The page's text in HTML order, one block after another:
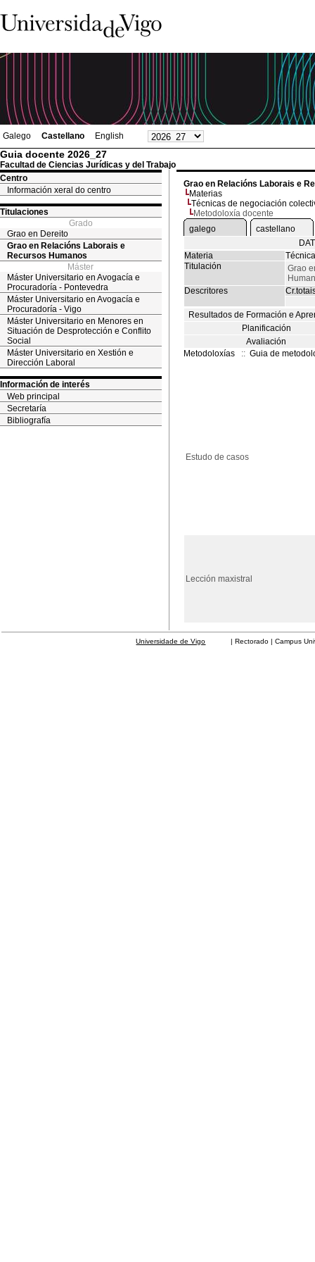
Galego Castellano English
Guia docente 2026_27
Facultad de Ciencias Jurídicas y del Trabajo
Centro
Información xeral do centro
Titulaciones
Grado
Grao en Dereito
Grao en Relacións Laborais e
Recursos Humanos
Máster
Máster Universitario en Avogacía e
Procuradoría - Pontevedra
Máster Universitario en Avogacía e
Procuradoría - Vigo
Máster Universitario en Menores en
Situación de Desprotección e Conflito
Social
Máster Universitario en Xestión e
Dirección Laboral
Información de interés
Web principal
Secretaría
Bibliografía
Grao en Relacións Laborais e
Materias
Técnicas de negociación
Metodoloxía docente
galego
castellano
Materia
Titulación
Grao
Descritores
Resultados de Formación e
Planificación
Avaliación
Metodoloxías
:: Guia de
Estudo de casos
Lección maxistral
Universidade de Vigo | Rectorado | Campus